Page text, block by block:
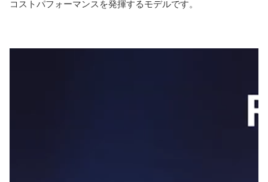
コストパフォーマンスを発揮するモデルです。